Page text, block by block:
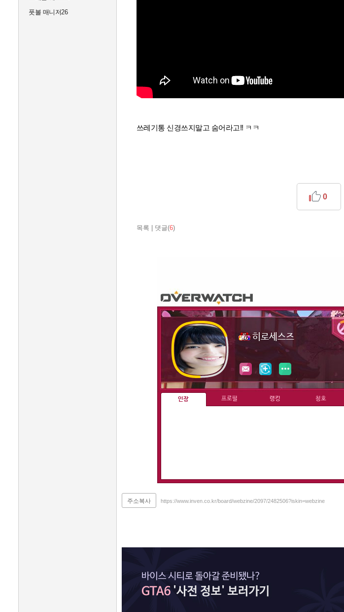
풋볼 매니저26
쓰레기통 신경쓰지말고 숨어라고!! ㅋㅋ
목록 | 댓글(6)
0
히로세스즈
인장 프로필 랭킹 칭호
주소복사 https://www.inven.co.kr/board/webzine/2097/2482506?iskin=webzine